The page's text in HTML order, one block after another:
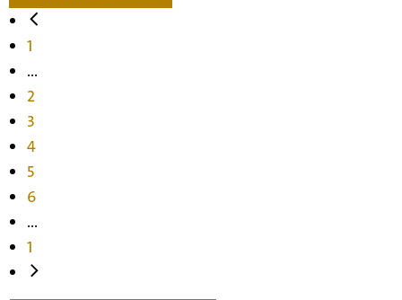
1
...
2
3
4
5
6
...
1